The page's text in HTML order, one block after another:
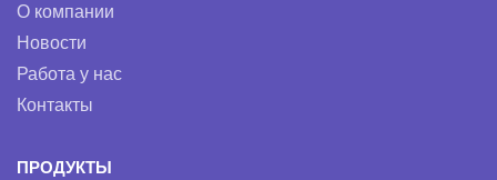
О компании
Новости
Работа у нас
Контакты
ПРОДУКТЫ